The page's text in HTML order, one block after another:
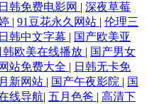
日韩免费电影网 | 深夜草莓
| 91豆花永久网站 | 伦理三
韩中文字幕 | 国产欧美亚
韩欧美在线播放 | 国产男女
站免费大全 | 日韩无卡免
新网站 | 国产午夜影院 | 国
线导航| 五月色爸 | 高清下